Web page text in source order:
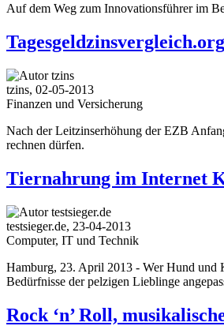
Auf dem Weg zum Innovationsführer im
tzins, 02-05-2013
Finanzen und Versicherung
Nach der Leitzinserhöhung der EZB
rechnen dürfen.
Tiernahrung im Internet
testsieger.de, 23-04-2013
Computer, IT und Technik
Hamburg, 23. April 2013 - Wer Hund und
Bedürfnisse der pelzigen Lieblinge
Rock ‘n’ Roll,